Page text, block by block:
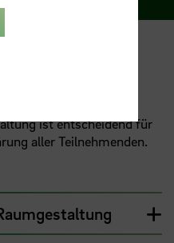
ist entscheidend für
aller Teilnehmenden.